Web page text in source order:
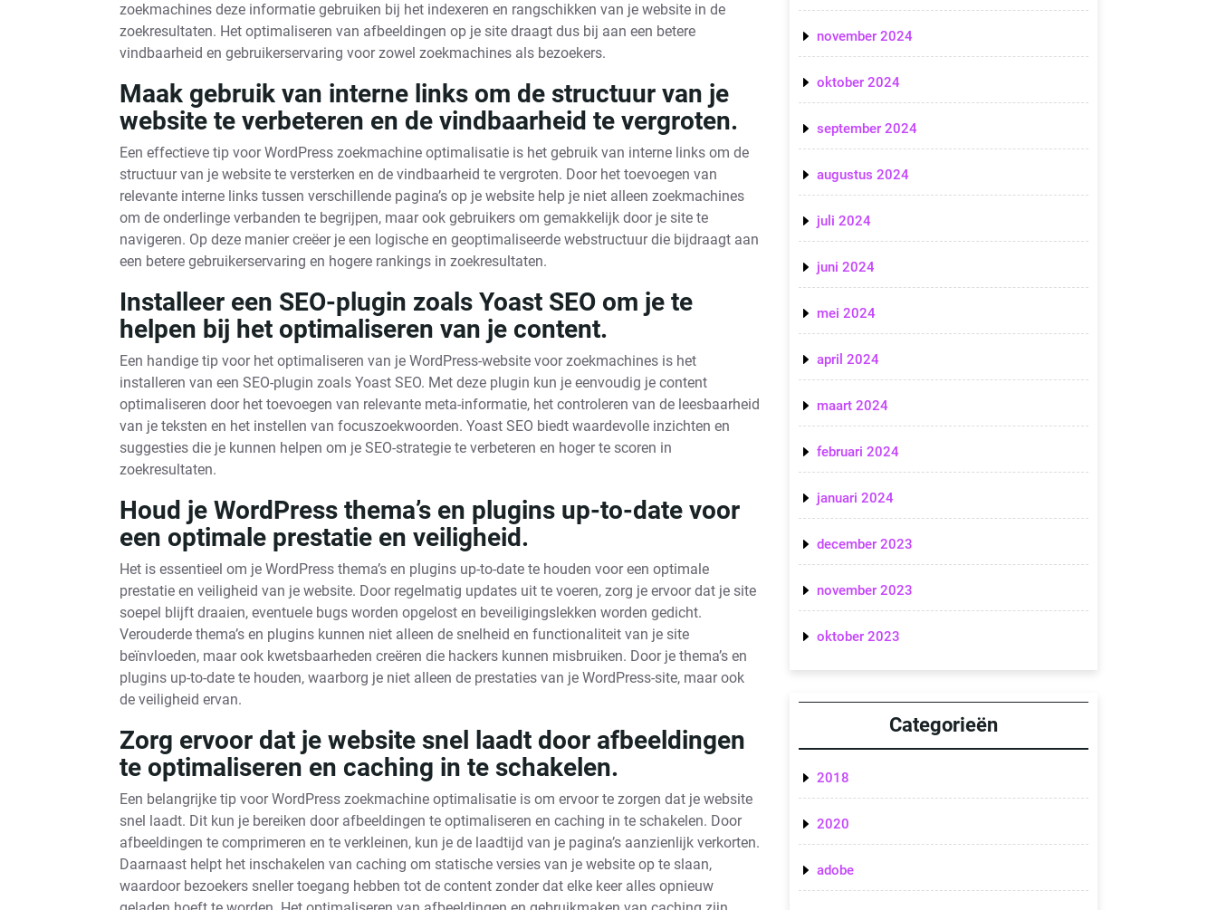
zoekmachines deze informatie gebruiken bij het indexeren en rangschikken van je website in de
zoekresultaten. Het optimaliseren van afbeeldingen op je site draagt dus bij aan een betere
vindbaarheid en gebruikerservaring voor zowel zoekmachines als bezoekers.
Maak gebruik van interne links om de structuur van je
website te verbeteren en de vindbaarheid te vergroten.
Een effectieve tip voor WordPress zoekmachine optimalisatie is het gebruik van interne links om de
structuur van je website te versterken en de vindbaarheid te vergroten. Door het toevoegen van
relevante interne links tussen verschillende pagina’s op je website help je niet alleen zoekmachines
om de onderlinge verbanden te begrijpen, maar ook gebruikers om gemakkelijk door je site te
navigeren. Op deze manier creëer je een logische en geoptimaliseerde webstructuur die bijdraagt aan
een betere gebruikerservaring en hogere rankings in zoekresultaten.
Installeer een SEO-plugin zoals Yoast SEO om je te
helpen bij het optimaliseren van je content.
Een handige tip voor het optimaliseren van je WordPress-website voor zoekmachines is het
installeren van een SEO-plugin zoals Yoast SEO. Met deze plugin kun je eenvoudig je content
optimaliseren door het toevoegen van relevante meta-informatie, het controleren van de leesbaarheid
van je teksten en het instellen van focuszoekwoorden. Yoast SEO biedt waardevolle inzichten en
suggesties die je kunnen helpen om je SEO-strategie te verbeteren en hoger te scoren in
zoekresultaten.
Houd je WordPress thema’s en plugins up-to-date voor
een optimale prestatie en veiligheid.
Het is essentieel om je WordPress thema’s en plugins up-to-date te houden voor een optimale
prestatie en veiligheid van je website. Door regelmatig updates uit te voeren, zorg je ervoor dat je site
soepel blijft draaien, eventuele bugs worden opgelost en beveiligingslekken worden gedicht.
Verouderde thema’s en plugins kunnen niet alleen de snelheid en functionaliteit van je site
beïnvloeden, maar ook kwetsbaarheden creëren die hackers kunnen misbruiken. Door je thema’s en
plugins up-to-date te houden, waarborg je niet alleen de prestaties van je WordPress-site, maar ook
de veiligheid ervan.
Zorg ervoor dat je website snel laadt door afbeeldingen
te optimaliseren en caching in te schakelen.
Een belangrijke tip voor WordPress zoekmachine optimalisatie is om ervoor te zorgen dat je website
snel laadt. Dit kun je bereiken door afbeeldingen te optimaliseren en caching in te schakelen. Door
afbeeldingen te comprimeren en te verkleinen, kun je de laadtijd van je pagina’s aanzienlijk verkorten.
Daarnaast helpt het inschakelen van caching om statische versies van je website op te slaan,
waardoor bezoekers sneller toegang hebben tot de content zonder dat elke keer alles opnieuw
november 2024
oktober 2024
september 2024
augustus 2024
juli 2024
juni 2024
mei 2024
april 2024
maart 2024
februari 2024
januari 2024
december 2023
november 2023
oktober 2023
Categorieën
2018
2020
adobe